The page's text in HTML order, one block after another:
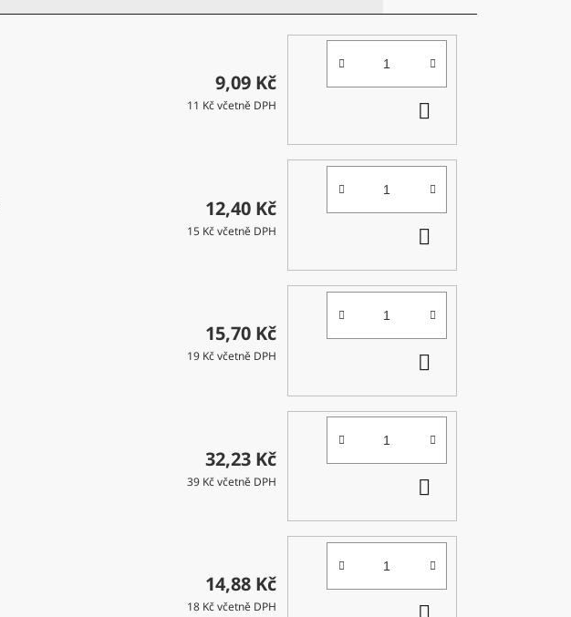
9,09 Kč
11 Kč včetně DPH
KOŠÍKU
12,40 Kč
15 Kč včetně DPH
KOŠÍKU
15,70 Kč
19 Kč včetně DPH
32,23 Kč
39 Kč včetně DPH
KOŠÍKU
14,88 Kč
18 Kč včetně DPH